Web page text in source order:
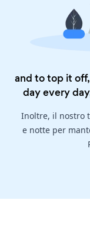
and to top it
day every
Inoltre, il nostro
e notte per